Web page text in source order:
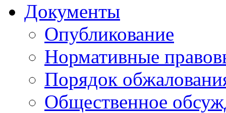
Документы
Опубликование
Нормативные
Порядок
Общественное